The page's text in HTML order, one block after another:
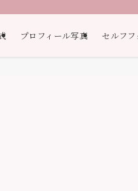
プロフィール写真 セルフ